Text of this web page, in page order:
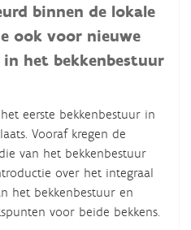
binnen de lokale
ook voor nieuwe
het bekkenbestuur
eerste bekkenbestuur in
Vooraf kregen de
van het bekkenbestuur
over het integraal
het bekkenbestuur en
voor beide bekkens.